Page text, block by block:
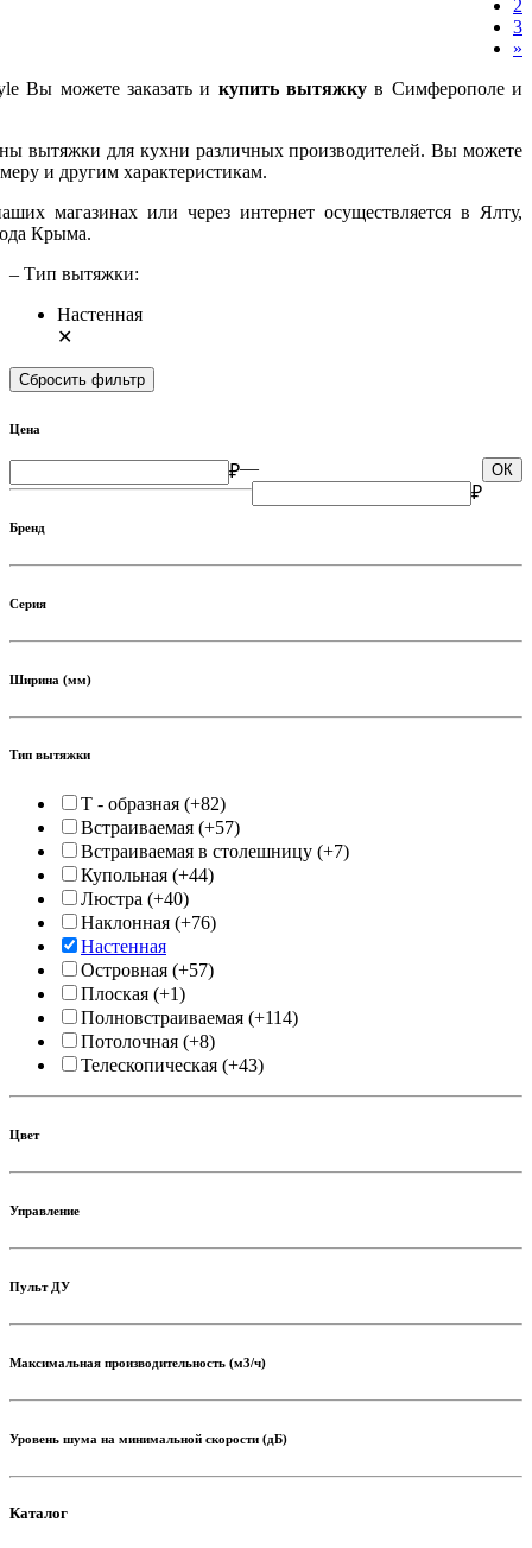
2
3
»
Вы можете заказать и купить вытяжкув Симферополе и
вытяжки для кухни различных производителей. Вы можете
и другим характеристикам.
магазинах или через интернет осуществляется в Ялту,
Крыма.
– Тип вытяжки:
Настенная
✕
Сбросить фильтр
Цена
₽— ОК
₽
Бренд
Серия
Ширина (мм)
Тип вытяжки
T - образная (+82)
Встраиваемая (+57)
Встраиваемая в столешницу (+7)
Купольная (+44)
Люстра (+40)
Наклонная (+76)
Настенная
Островная (+57)
Плоская (+1)
Полновстраиваемая (+114)
Потолочная (+8)
Телескопическая (+43)
Цвет
Управление
Пульт ДУ
Максимальная производительность (м3/ч)
Уровень шума на минимальной скорости (дБ)
Каталог